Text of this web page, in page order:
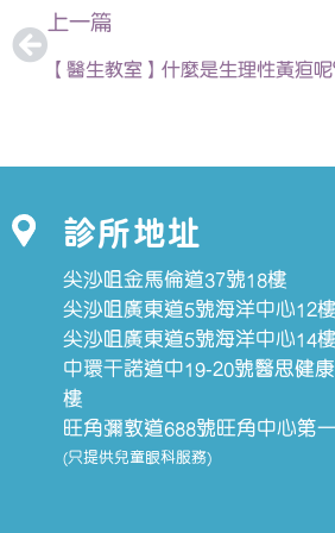
上一篇
【醫生教室】什麼是生理性黃疸
診所地址
尖沙咀金馬倫道37號18樓
尖沙咀廣東道5號海洋中心12
尖沙咀廣東道5號海洋中心14
中環干諾道中19-20號醫思健
樓
旺角彌敦道688號旺角中心第
(只提供兒童眼科服務)